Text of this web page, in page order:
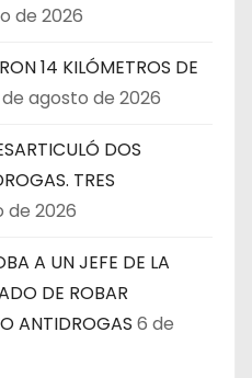
de 2026
14 KILÓMETROS DE
agosto de 2026
DOS
TRES
de 2026
A UN JEFE DE LA
DE ROBAR
ANTIDROGAS 6 de